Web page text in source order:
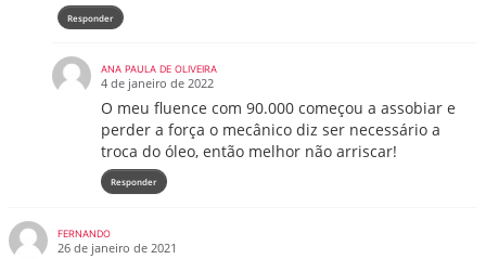
Responder
ANA PAULA DE OLIVEIRA
4 de janeiro de 2022
O meu fluence com 90.000 começou a assobiar e
perder a força o mecânico diz ser necessário a
troca do óleo, então melhor não arriscar!
Responder
FERNANDO
26 de janeiro de 2021